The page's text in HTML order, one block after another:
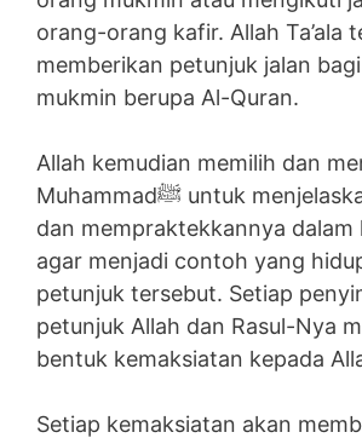
orang-orang kafir. Allah Ta’ala
memberikan petunjuk jalan
mukmin berupa Al-Quran.
Allah kemudian memilih dan
Muhammadﷺ untuk menjelaskan al-Quran
dan mempraktekkannya dalam
agar menjadi contoh yang
petunjuk tersebut. Setiap
petunjuk Allah dan Rasul-Nya
bentuk kemaksiatan kepada
Setiap kemaksiatan akan